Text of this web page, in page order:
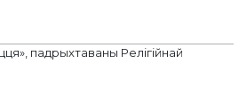
падрыхтаваны Релігійнай